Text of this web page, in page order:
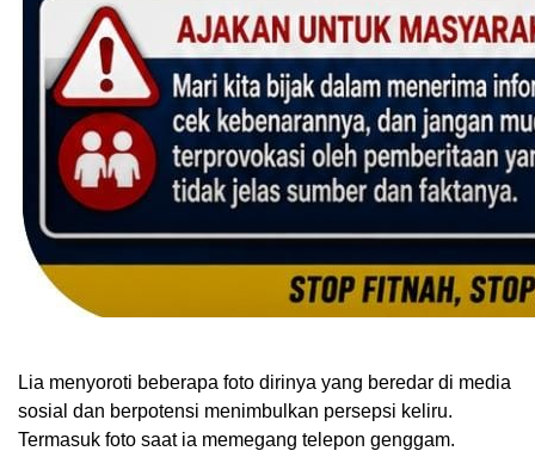
Lia menyoroti beberapa foto dirinya yang beredar di media
sosial dan berpotensi menimbulkan persepsi keliru.
Termasuk foto saat ia memegang telepon genggam.